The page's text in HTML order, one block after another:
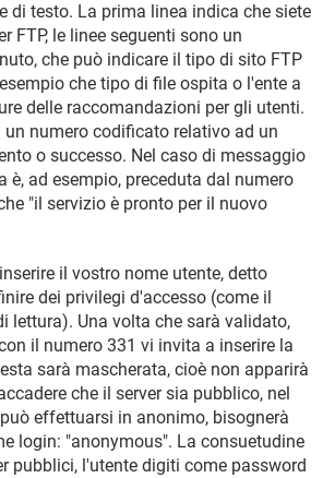
di testo. La prima linea indica che siete
FTP, le linee seguenti sono un
che può indicare il tipo di sito FTP
che tipo di file ospita o l'ente a
delle raccomandazioni per gli utenti.
numero codificato relativo ad un
o successo. Nel caso di messaggio
è, ad esempio, preceduta dal numero
"il servizio è pronto per il nuovo
il vostro nome utente, detto
dei privilegi d'accesso (come il
lettura). Una volta che sarà validato,
il numero 331 vi invita a inserire la
sarà mascherata, cioè non apparirà
che il server sia pubblico, nel
effettuarsi in anonimo, bisognerà
login: "anonymous". La consuetudine
pubblici, l'utente digiti come password